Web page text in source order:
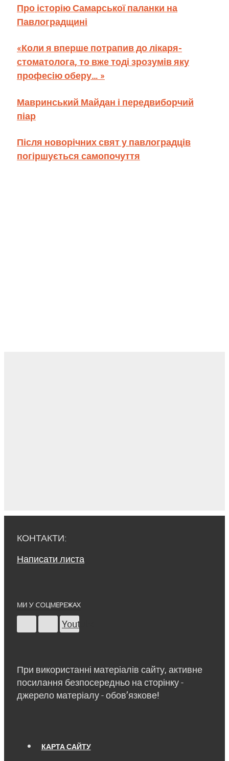
Про історію Самарської паланки на
Павлоградщині
«Коли я вперше потрапив до лікаря-
стоматолога, то вже тоді зрозумів яку
професію оберу… »
Мавринський Майдан і передвиборчий
піар
Після новорічних свят у павлоградців
погіршується самопочуття
КОНТАКТИ:
Написати листа
МИ У СОЦМЕРЕЖАХ
Youtube
При використанні матеріалів сайту, активне
посилання безпосередньо на сторінку -
джерело матеріалу - обов’язкове!
КАРТА САЙТУ